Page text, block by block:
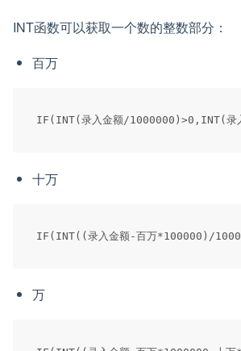
INT函数可以获取一个数的整数部分：
百万
十万
万